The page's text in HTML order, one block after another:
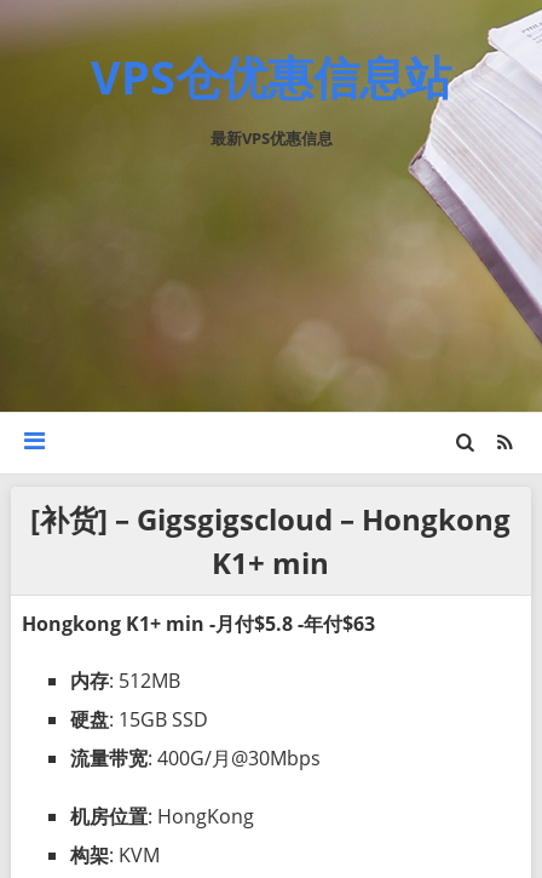
VPS仓优惠信息站
最新VPS优惠信息
[补货] – Gigsgigscloud – Hongkong
K1+ min
Hongkong K1+ min -月付$5.8 -年付$63
内存: 512MB
硬盘: 15GB SSD
流量带宽: 400G/月@30Mbps
机房位置: HongKong
构架: KVM